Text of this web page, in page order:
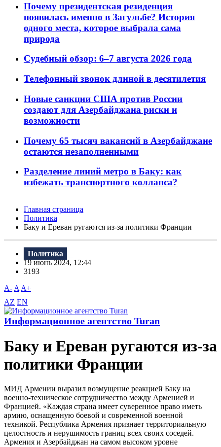
Почему президентская резиденция
появилась именно в Загульбе? История
одного места, которое выбрала сама
природа
Судебный обзор: 6–7 августа 2026 года
Телефонный звонок длиной в десятилетия
Новые санкции США против России
создают для Азербайджана риски и
возможности
Почему 65 тысяч вакансий в Азербайджане
остаются незаполненными
Разделение линий метро в Баку: как
избежать транспортного коллапса?
Главная страница
Политика
Баку и Ереван ругаются из-за политики Франции
Политика
19 июнь 2024, 12:44
3193
A- A A+
AZ EN
Информационное агентство Turan
Баку и Ереван ругаются из-за
политики Франции
МИД Армении выразил возмущение реакцией Баку на
военно-техническое сотрудничество между Арменией и
Францией. «Каждая страна имеет суверенное право иметь
армию, оснащенную боевой и современной военной
техникой. Республика Армения признает территориальную
целостность и нерушимость границ всех своих соседей.
Армения и Азербайджан на самом высоком уровне